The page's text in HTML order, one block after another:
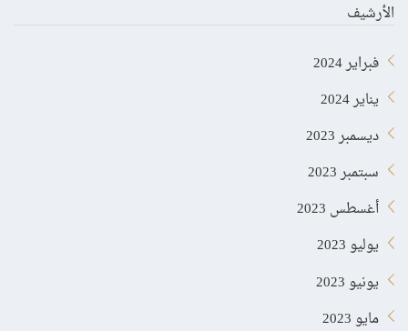
الأرشيف
فبراير 2024
يناير 2024
ديسمبر 2023
سبتمبر 2023
أغسطس 2023
يوليو 2023
يونيو 2023
مايو 2023